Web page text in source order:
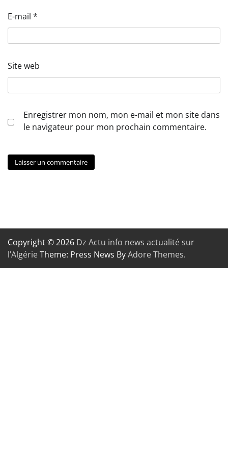
E-mail *
Site web
Enregistrer mon nom, mon e-mail et mon site dans
le navigateur pour mon prochain commentaire.
Copyright © 2026 Dz Actu info news actualité sur
l’AlgérieTheme: Press News ByAdore Themes.